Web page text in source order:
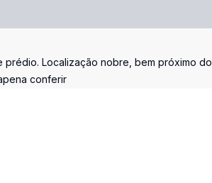
Localização nobre, bem próximo do
conferir